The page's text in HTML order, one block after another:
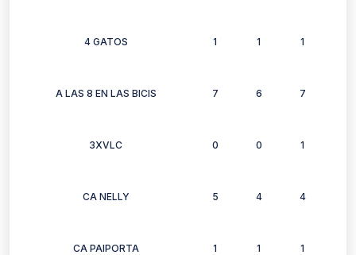
4 GATOS 1 1 1
A LAS 8 EN LAS BICIS 7 6 7
3XVLC 0 0 1
CA NELLY 5 4 4
CA PAIPORTA 1 1 1